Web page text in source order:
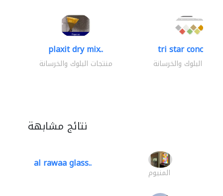
plaxit dry mix..
منتجات البلوك والخرسانة
tri star concrete..
البلوك والخرسانة
نتائج مشابهة
al rawaa glass..
المنيوم